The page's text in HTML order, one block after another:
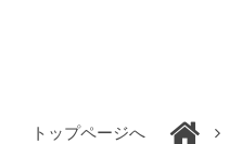
トップページへ